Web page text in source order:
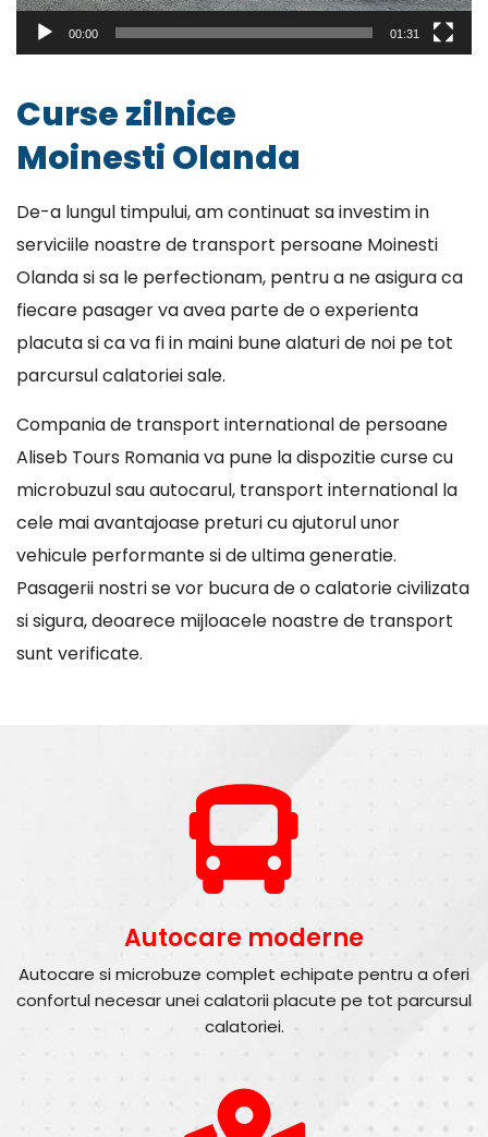
00:00 01:31
Curse zilnice
Moinesti Olanda
De-a lungul timpului, am continuat sa investim in
serviciile noastre de transport persoane Moinesti
Olanda si sa le perfectionam, pentru a ne asigura ca
fiecare pasager va avea parte de o experienta
placuta si ca va fi in maini bune alaturi de noi pe tot
parcursul calatoriei sale.
Compania de transport international de persoane
Aliseb Tours Romania va pune la dispozitie curse cu
microbuzul sau autocarul, transport international la
cele mai avantajoase preturi cu ajutorul unor
vehicule performante si de ultima generatie.
Pasagerii nostri se vor bucura de o calatorie civilizata
si sigura, deoarece mijloacele noastre de transport
sunt verificate.
Autocare moderne
Autocare si microbuze complet echipate pentru a oferi
confortul necesar unei calatorii placute pe tot parcursul
calatoriei.